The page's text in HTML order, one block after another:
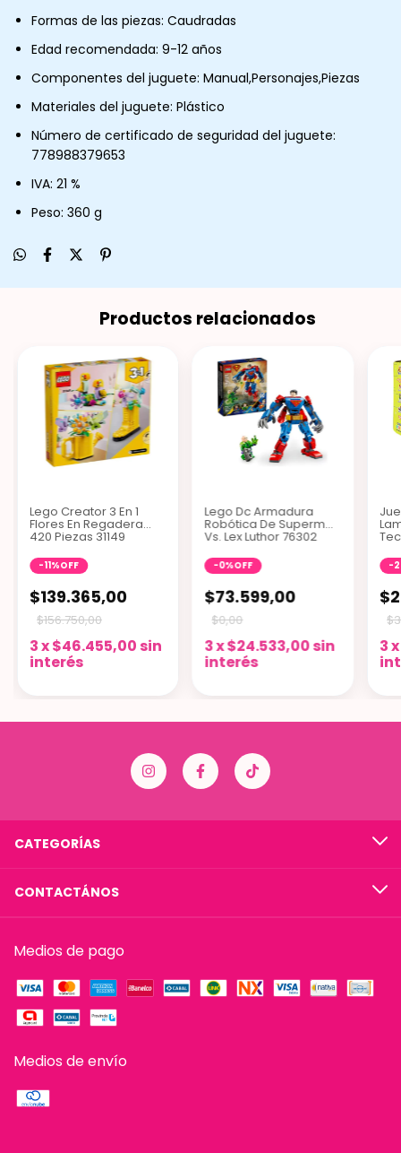
Formas de las piezas: Caudradas
Edad recomendada: 9-12 años
Componentes del juguete: Manual,Personajes,Piezas
Materiales del juguete: Plástico
Número de certificado de seguridad del juguete:
778988379653
IVA: 21 %
Peso: 360 g
Productos relacionados
Lego Creator 3 En 1
Flores En Regadera
420 Piezas 31149
-11%OFF
$139.365,00
$156.750,00
3x$46.455,00 sin
interés
Lego Dc Armadura
Robótica De Superman
Vs. Lex Luthor 76302
-0%OFF
$73.599,00
$0,00
3x$24.533,00sin
interés
-
3
CATEGORÍAS
CONTACTÁNOS
Medios de pago
Medios de envío